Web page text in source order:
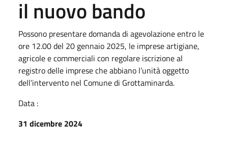
il nuovo bando
Possono presentare domanda di agevolazione entro le
ore 12.00 del 20 gennaio 2025, le imprese artigiane,
agricole e commerciali con regolare iscrizione al
registro delle imprese che abbiano l’unità oggetto
dell’intervento nel Comune di Grottaminarda.
Data :
31 dicembre 2024